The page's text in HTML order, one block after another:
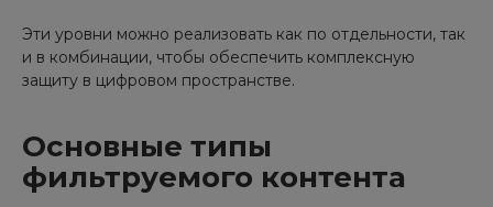
Эти уровни можно реализовать как по отдельности, так
и в комбинации, чтобы обеспечить комплексную
защиту в цифровом пространстве.
Основные типы
фильтруемого контента